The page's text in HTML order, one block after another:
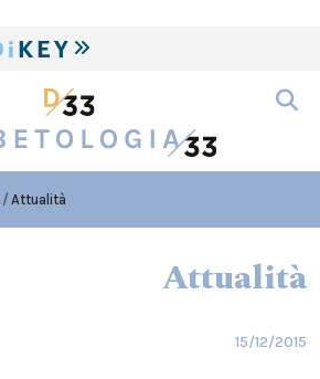
Attualità
Attualità
15/12/2015